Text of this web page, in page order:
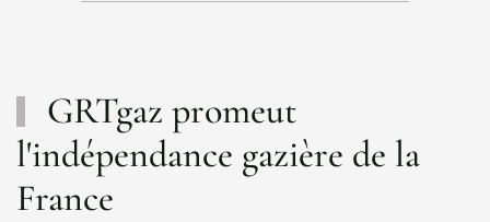
GRTgaz promeut
l'indépendance gazière de la
France